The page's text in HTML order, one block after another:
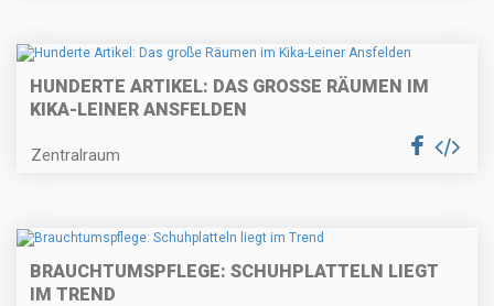
HUNDERTE ARTIKEL: DAS GROSSE RÄUMEN IM K
IKA-LEINER ANSFELDEN
Zentralraum
BRAUCHTUMSPFLEGE: SCHUHPLATTELN LIEGT
IM TREND